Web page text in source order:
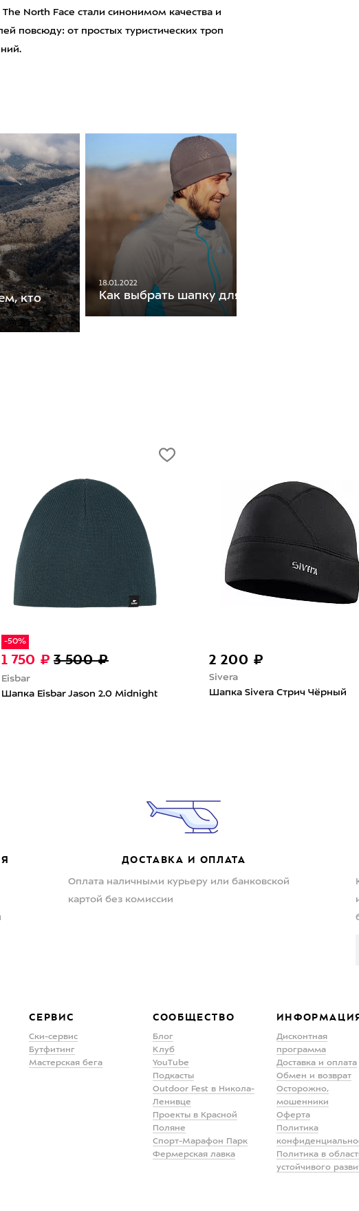
North Face стали синонимом качества и
повсюду: от простых туристических троп
кто
18.01.2022
Как выбрать шапку для бега
-50%
1 750 ₽ 3 500 ₽
Eisbar
Шапка Eisbar Jason 2.0 Midnight
2 200 ₽
Sivera
Шапка Sivera Стрич Чёрный
ДОСТАВКА И ОПЛАТА
Оплата наличными курьеру или банковской
картой без комиссии
СЕРВИС
Ски-сервис
Бутфитинг
Мастерская бега
СООБЩЕСТВО
Блог
Клуб
YouTube
Подкасты
Outdoor Fest в Никола-
Ленивце
Проекты в Красной
Поляне
Спорт-Марафон Парк
Фермерская лавка
Дисконтная
программа
Доставка и оплата
Обмен и возврат
Осторожно,
мошенники
Оферта
Политика
Политика в
устойчивого